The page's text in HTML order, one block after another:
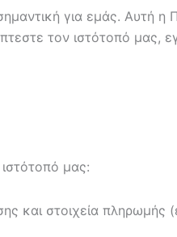
για εμάς. Αυτή η
τον ιστότοπό μας,
μας:
και στοιχεία